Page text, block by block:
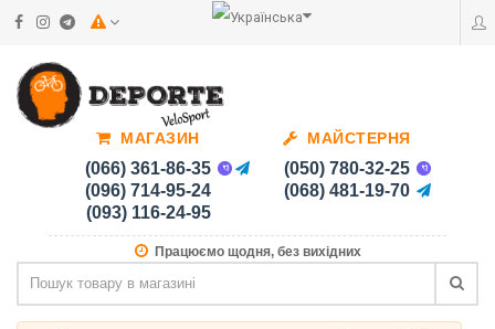
МАГАЗИН
(066) 361-86-35
(096) 714-95-24
(093) 116-24-95
МАЙСТЕРНЯ
(050) 780-32-25
(068) 481-19-70
Працюємо щодня, без вихідних